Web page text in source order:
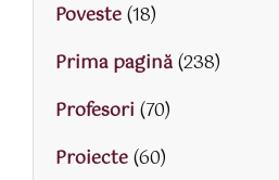
Poveste(18)
Prima pagină(238)
Profesori (70)
Proiecte(60)